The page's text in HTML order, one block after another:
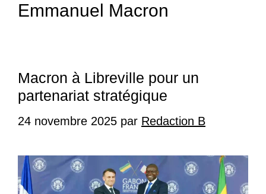
Emmanuel Macron
Macron à Libreville pour un
partenariat stratégique
24 novembre 2025 par Redaction B